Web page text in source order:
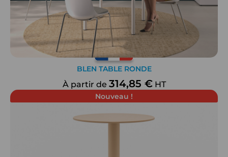
BLEN TABLE RONDE
À partir de 314,85 €HT
Nouveau !